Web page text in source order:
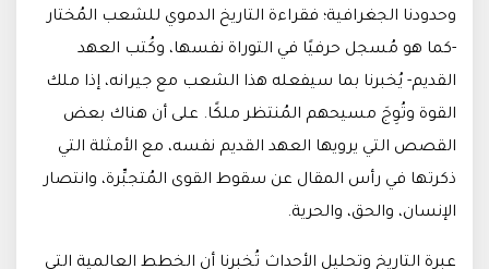
وحدودنا الجغرافية؛ فقراءة التاريخ الدموي للشعب المُختار
-كما هو مُسجل حرفيًا في التوراة نفسها، وكُتب العهد
القديم- يُخبرنا بما سيفعله هذا الشعب مع جيرانه، إذا ملك
القوة وتُوِجَ مسيحهم المُنتظر ملكًا. على أن هناك بعض
القصص التي يرويها العهد القديم نفسه، مع الأمثلة التي
ذكرتها في رأس المقال عن سقوط القوى المُتجبِّرة، وانتصار
الإنسان، والحق، والحرية.
عبرة التاريخ وتحليل الأحداث تُخبرنا أن الخطط العالمية التي